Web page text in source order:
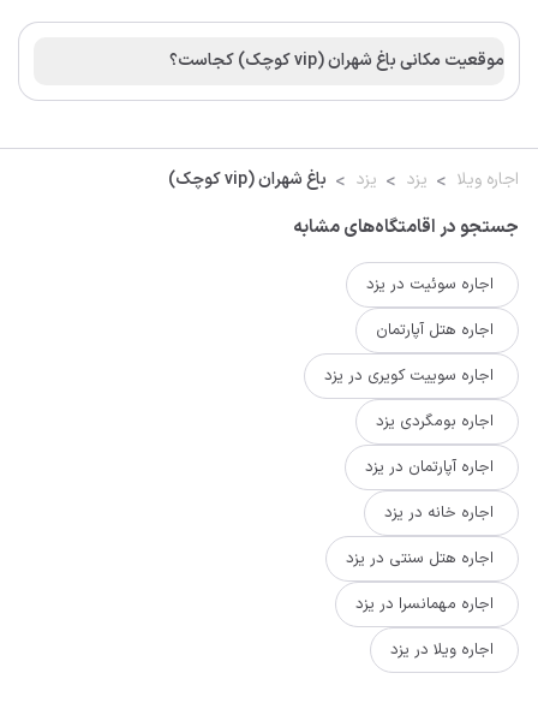
موقعیت مکانی باغ شهران (vip کوچک) کجاست؟
اجاره ویلا یزد یزد باغ شهران (vip کوچک)
جستجو در اقامتگاه‌های مشابه
اجاره سوئیت در یزد
اجاره هتل آپارتمان
اجاره سوییت کویری در یزد
اجاره بومگردی یزد
اجاره آپارتمان در یزد
اجاره خانه در یزد
اجاره هتل سنتی در یزد
اجاره مهمانسرا در یزد
اجاره ویلا در یزد